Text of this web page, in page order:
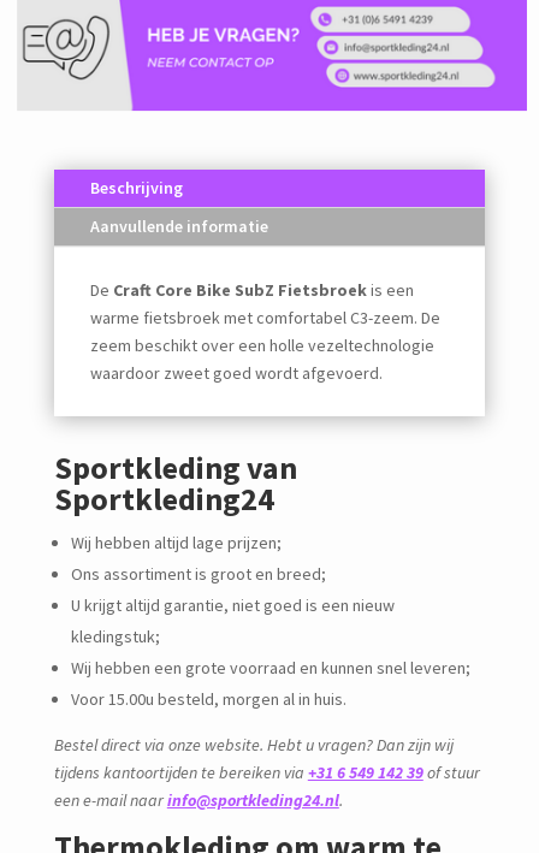
Beschrijving
Aanvullende informatie
De Craft Core Bike SubZ Fietsbroekis een
warme fietsbroek met comfortabel C3-zeem. De
zeem beschikt over een holle vezeltechnologie
waardoor zweet goed wordt afgevoerd.
Sportkleding van
Sportkleding24
Wij hebben altijd lage prijzen;
Ons assortiment is groot en breed;
U krijgt altijd garantie, niet goed is een nieuw
kledingstuk;
Wij hebben een grote voorraad en kunnen snel leveren;
Voor 15.00u besteld, morgen al in huis.
Bestel direct via onze website. Hebt u vragen? Dan zijn wij
tijdens kantoortijden te bereiken via +31 6 549 142 39of stuur
een e-mail naarinfo@sportkleding24.nl.